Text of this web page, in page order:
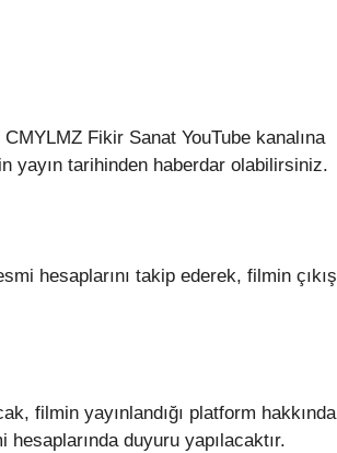
Fikir Sanat YouTube kanalına
yayın tarihinden haberdar olabilirsiniz.
hesaplarını takip ederek, filmin çıkış
filmin yayınlandığı platform hakkında
duyuru yapılacaktır.